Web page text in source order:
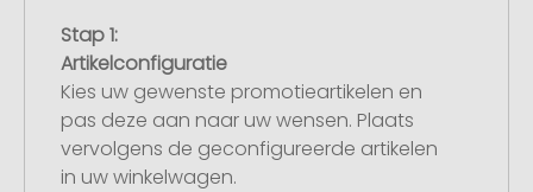
Stap 1:
Artikelconfiguratie
Kies uw gewenste promotieartikelen en
pas deze aan naar uw wensen. Plaats
vervolgens de geconfigureerde artikelen
in uw winkelwagen.